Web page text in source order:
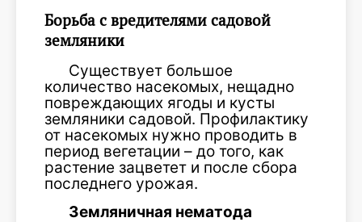
Борьба с вредителями садовой
земляники
Существует большое
количество насекомых, нещадно
повреждающих ягоды и кусты
земляники садовой. Профилактику
от насекомых нужно проводить в
период вегетации – до того, как
растение зацветет и после сбора
последнего урожая.
Земляничная нематода